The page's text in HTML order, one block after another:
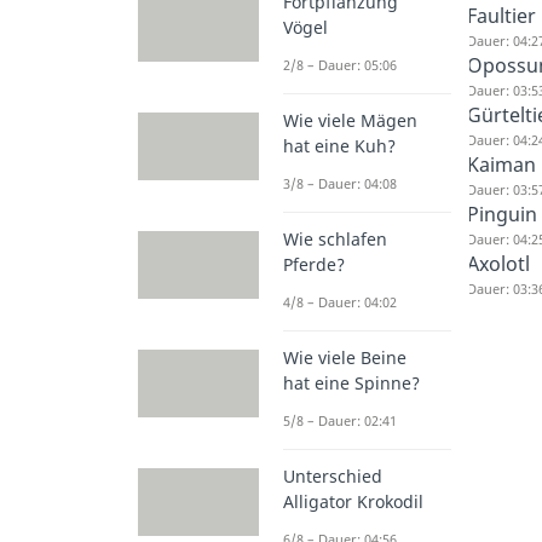
Faultier
Dauer:
Dauer:
Dauer:
Kaiman
Dauer:
Pinguin
Dauer:
Axolotl
Dauer:
Vögel
2/8 – Dauer: 05:06
Wie viele Mägen
hat eine Kuh?
3/8 – Dauer: 04:08
Wie schlafen
Pferde?
4/8 – Dauer: 04:02
Wie viele Beine
hat eine Spinne?
5/8 – Dauer: 02:41
Unterschied
Alligator Krokodil